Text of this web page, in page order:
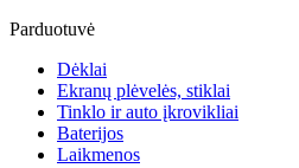
Parduotuvė
Dėklai
Ekranų plėvelės, stiklai
Tinklo ir auto įkrovikliai
Baterijos
Laikmenos